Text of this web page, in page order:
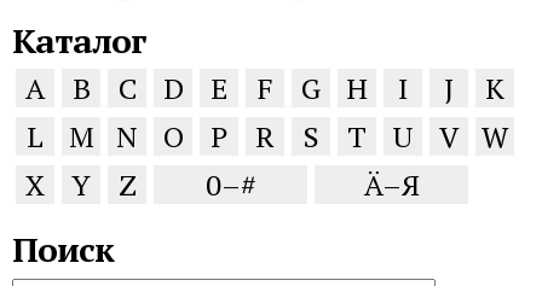
Каталог
A B C D E F G H I J
K
L
M N O P R S T U V W
X
Y Z 0–# Ä–Я
Поиск